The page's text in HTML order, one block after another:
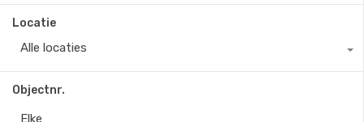
Locatie
Alle locaties
Objectnr.